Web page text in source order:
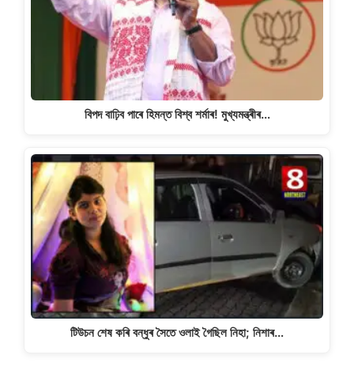
বিপদ বাঢ়িব পাৰে হিমন্ত বিশ্ব শৰ্মাৰ! মুখ্যমন্ত্ৰীৰ…
টিউচন শেষ কৰি বন্ধুৰ সৈতে ওলাই গৈছিল নিহা; নিশাৰ…